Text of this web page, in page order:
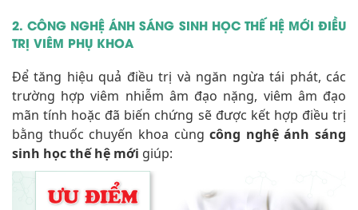
2. CÔNG NGHỆ ÁNH SÁNG SINH HỌC THẾ HỆ MỚI ĐIỀU
TRỊ VIÊM PHỤ KHOA
Để tăng hiệu quả điều trị và ngăn ngừa tái phát, các
trường hợp viêm nhiễm âm đạo nặng, viêm âm đạo
mãn tính hoặc đã biến chứng sẽ được kết hợp điều trị
bằng thuốc chuyến khoa cùng công nghệ ánh sáng
sinh học thế hệ mới giúp: